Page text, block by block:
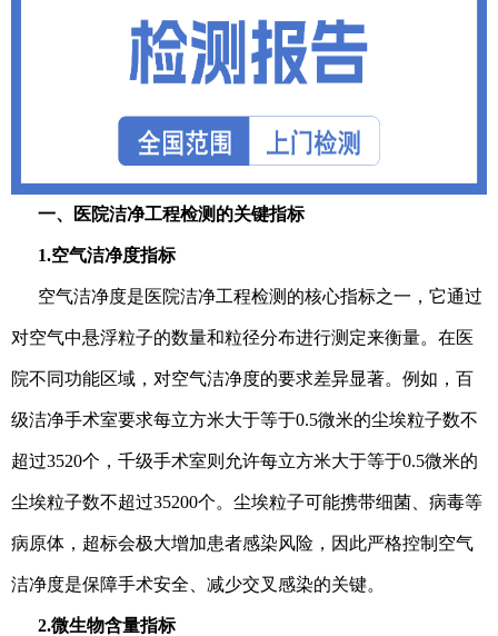
一、医院洁净工程检测的关键指标
1.空气洁净度指标
空气洁净度是医院洁净工程检测的核心指标之一，它通过
对空气中悬浮粒子的数量和粒径分布进行测定来衡量。在医
院不同功能区域，对空气洁净度的要求差异显著。例如，百
级洁净手术室要求每立方米大于等于0.5微米的尘埃粒子数不
超过3520个，千级手术室则允许每立方米大于等于0.5微米的
尘埃粒子数不超过35200个。尘埃粒子可能携带细菌、病毒等
病原体，超标会极大增加患者感染风险，因此严格控制空气
洁净度是保障手术安全、减少交叉感染的关键。
2.微生物含量指标